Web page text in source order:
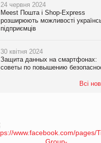
24 червня 2024
Meest Пошта і Shop-Express
розширюють можливості
підприємців
30 квітня 2024
Защита данных на смартфонах:
советы по повышению
Всі